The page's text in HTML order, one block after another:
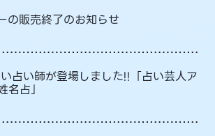
の販売終了のお知らせ
占い師が登場しました!!「占い芸人ア
占」